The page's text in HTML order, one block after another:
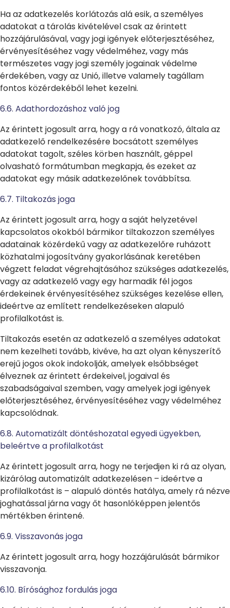
Ha az adatkezelés korlátozás alá esik, a személyes
adatokat a tárolás kivételével csak az érintett
hozzájárulásával, vagy jogi igények előterjesztéséhez,
érvényesítéséhez vagy védelméhez, vagy más
természetes vagy jogi személy jogainak védelme
érdekében, vagy az Unió, illetve valamely tagállam
fontos közérdekéből lehet kezelni.
6.6. Adathordozáshoz való jog
Az érintett jogosult arra, hogy a rá vonatkozó, általa az
adatkezelő rendelkezésére bocsátott személyes
adatokat tagolt, széles körben használt, géppel
olvasható formátumban megkapja, és ezeket az
adatokat egy másik adatkezelőnek továbbítsa.
6.7. Tiltakozás joga
Az érintett jogosult arra, hogy a saját helyzetével
kapcsolatos okokból bármikor tiltakozzon személyes
adatainak közérdekű vagy az adatkezelőre ruházott
közhatalmi jogosítvány gyakorlásának keretében
végzett feladat végrehajtásához szükséges adatkezelés,
vagy az adatkezelő vagy egy harmadik fél jogos
érdekeinek érvényesítéséhez szükséges kezelése ellen,
ideértve az említett rendelkezéseken alapuló
profilalkotást is.
Tiltakozás esetén az adatkezelő a személyes adatokat
nem kezelheti tovább, kivéve, ha azt olyan kényszerítő
erejű jogos okok indokolják, amelyek elsőbbséget
élveznek az érintett érdekeivel, jogaival és
szabadságaival szemben, vagy amelyek jogi igények
előterjesztéséhez, érvényesítéséhez vagy védelméhez
kapcsolódnak.
6.8. Automatizált döntéshozatal egyedi ügyekben,
beleértve a profilalkotást
Az érintett jogosult arra, hogy ne terjedjen ki rá az olyan,
kizárólag automatizált adatkezelésen – ideértve a
profilalkotást is – alapuló döntés hatálya, amely rá nézve
joghatással járna vagy őt hasonlóképpen jelentős
mértékben érintené.
6.9. Visszavonás joga
Az érintett jogosult arra, hogy hozzájárulását bármikor
visszavonja.
6.10. Bírósághoz fordulás joga